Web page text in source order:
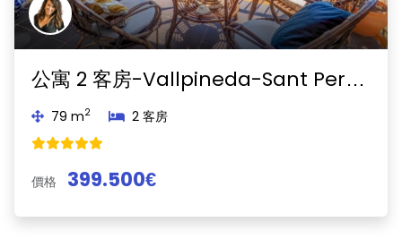
公寓 2 客房-Vallpineda-Sant Pere de Ribes
79 m2 2 客房
價格 399.500€